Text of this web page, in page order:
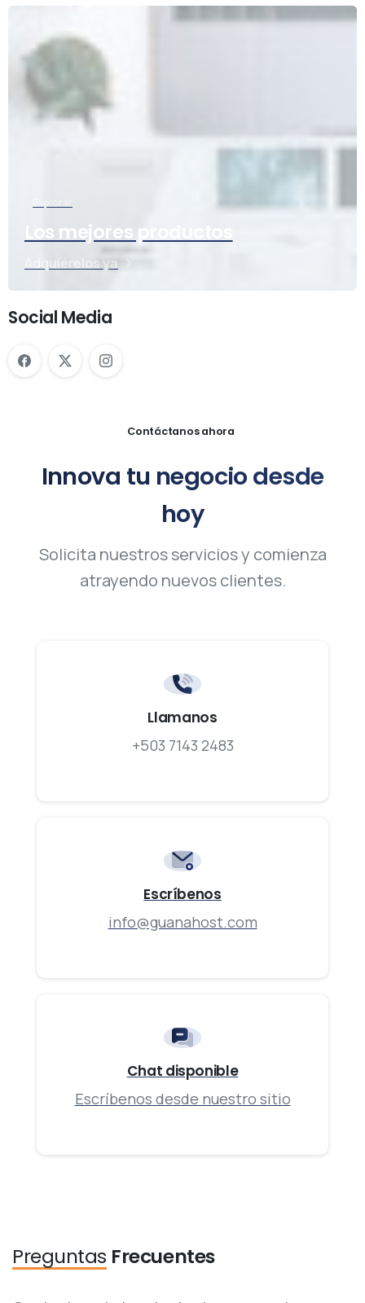
Los mejores productos
Adquiérelos ya
Social Media
Contáctanos ahora
Innova tu negocio desde
hoy
Solicita nuestros servicios y comienza
atrayendo nuevos clientes.
Llamanos
+503 7143 2483
Escríbenos
info@guanahost.com
Chat disponible
Escríbenos desde nuestro sitio
Preguntas Frecuentes